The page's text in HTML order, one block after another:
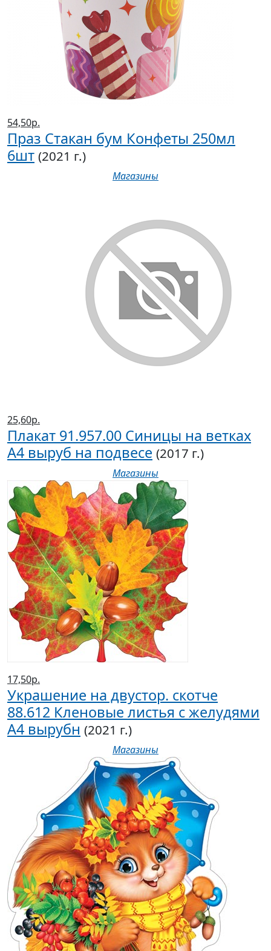
54,50р.
Праз Стакан бум Конфеты 250мл
6шт (2021 г.)
Магазины
25,60р.
Плакат 91.957.00 Синицы на ветках
А4 выруб на подвесе (2017 г.)
Магазины
17,50р.
Украшение на двустор. скотче
88.612 Кленовые листья с желудями
А4 вырубн (2021 г.)
Магазины